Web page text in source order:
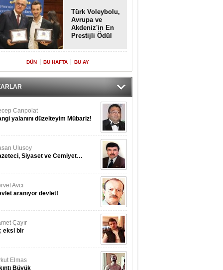
Türk Voleybolu,
Avrupa ve
Akdeniz'in En
Prestijli Ödül
Yeniden Onur
Konuğu
DÜN BU HAFTA BU AY
Canpolat
yalanını düzelteyim Mübariz!
Ulusoy
Siyaset ve Cemiyet…
Avcı
aranıyor devlet!
Çayır
eksi bir
Elmas
Büyük